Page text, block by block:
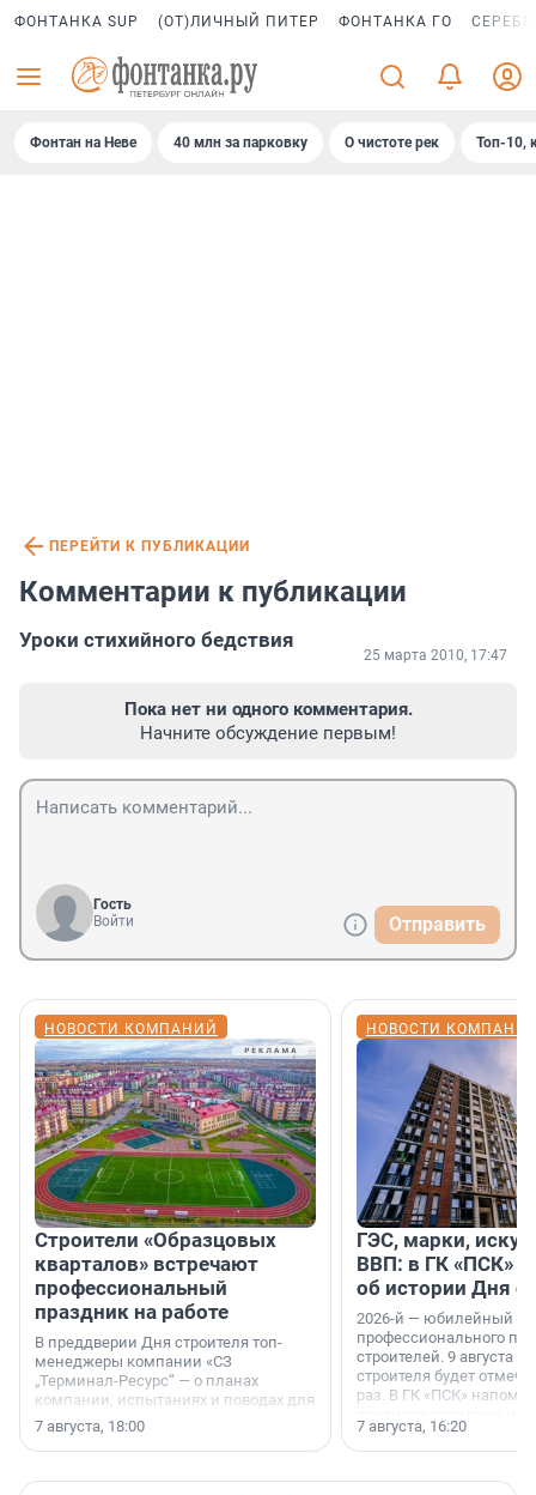
ФОНТАНКА SUP (ОТ)ЛИЧНЫЙ ПИТЕР ФОНТАНКА ГО
Фонтан на Неве 40 млн за парковку О чистоте рек Топ-10,
ПЕРЕЙТИ К ПУБЛИКАЦИИ
Комментарии к публикации
Уроки стихийного бедствия
25 марта 2010, 17:47
Пока нет ни одного комментария.
Начните обсуждение первым!
Гость
Войти
Отправить
НОВОСТИ КОМПАНИЙ
Строители «Образцовых
кварталов» встречают
профессиональный
праздник на работе
В преддверии Дня строителя топ-
менеджеры компании «СЗ
„Терминал-Ресурс“ — о планах
компании, испытаниях и поводах для
осторожного оптимизма.
7 августа, 18:00
НОВОСТИ
ГЭС, марки,
ВВП: в ГК «ПСК»
об истории Дня
2026-й — юбилейный
профессионального
строителей. 9 августа
строителя будет
раз. В ГК «ПСК»
поменялась роль
7 августа, 16:20